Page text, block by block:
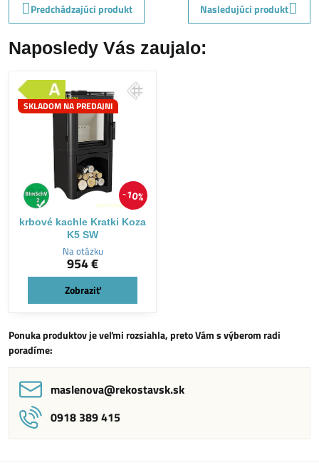
Predchádzajúci produkt
Nasledujúci produkt
Naposledy Vás zaujalo:
10%
SKLADOM NA PREDAJNI
krbové kachle Kratki Koza
K5 SW
Na otázku
954 €
Zobraziť
Ponuka produktov je veľmi rozsiahla, preto Vám s výberom radi
poradíme:
maslenova​@rekostavsk​.sk
0918 389 415